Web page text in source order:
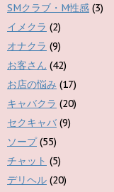
SMクラブ・M性感 (3)
イメクラ (2)
オナクラ (9)
お客さん (42)
お店の悩み (17)
キャバクラ (20)
セクキャバ(9)
ソープ(55)
チャット (5)
デリヘル (20)